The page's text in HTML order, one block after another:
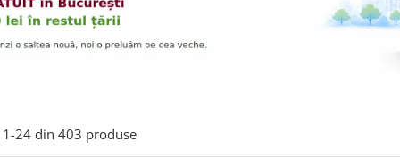
1-24 din 403 produse